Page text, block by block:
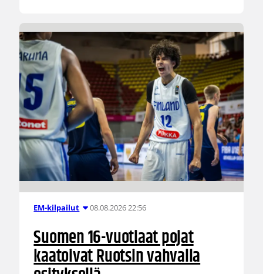
EM-kilpailut 08.08.2026 22:56
Suomen 16-vuotiaat pojat
kaatoivat Ruotsin vahvalla